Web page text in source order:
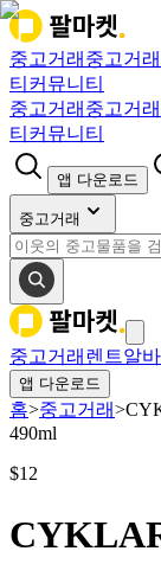
중고거래 중고거래
티 커뮤니티
중고거래 중고거래
티 커뮤니티
앱 다운로드
중고거래
중고거래 렌트알바
앱 다운로드
홈>중고거래>
490ml
$12